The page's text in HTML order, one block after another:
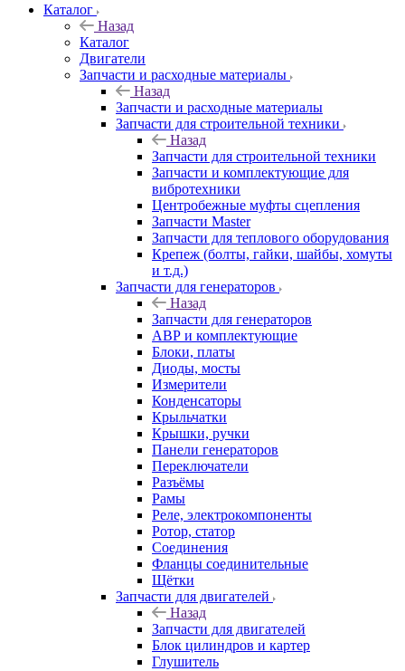
Каталог
Назад
Каталог
Двигатели
Запчасти и расходные материалы
Назад
Запчасти и расходные материалы
Запчасти для строительной техники
Назад
Запчасти для строительной техники
Запчасти и комплектующие для
вибротехники
Центробежные муфты сцепления
Запчасти Master
Запчасти для теплового оборудования
Крепеж (болты, гайки, шайбы, хомуты
и т.д.)
Запчасти для генераторов
Назад
Запчасти для генераторов
АВР и комплектующие
Блоки, платы
Диоды, мосты
Измерители
Конденсаторы
Крыльчатки
Крышки, ручки
Панели генераторов
Переключатели
Разъёмы
Рамы
Реле, электрокомпоненты
Ротор, статор
Соединения
Фланцы соединительные
Щётки
Запчасти для двигателей
Назад
Запчасти для двигателей
Блок цилиндров и картер
Глушитель